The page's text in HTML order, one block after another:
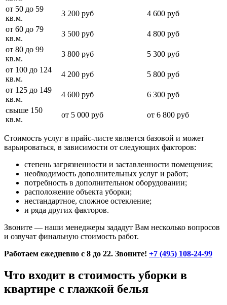
от 50 до 59
кв.м.
3 200 руб
4 600 руб
от 60 до 79
кв.м.
3 500 руб
4 800 руб
от 80 до 99
кв.м.
3 800 руб
5 300 руб
от 100 до 124
кв.м.
4 200 руб
5 800 руб
от 125 до 149
кв.м.
4 600 руб
6 300 руб
свыше 150
кв.м.
от 5 000 руб от 6 800 руб
Стоимость услуг в прайс-листе является базовой и может
варьироваться, в зависимости от следующих факторов:
степень загрязненности и заставленности помещения;
необходимость дополнительных услуг и работ;
потребность в дополнительном оборудовании;
расположение объекта уборки;
нестандартное, сложное остекление;
и ряда других факторов.
Звоните — наши менеджеры зададут Вам несколько вопросов
и озвучат финальную стоимость работ.
Работаем ежедневно с 8 до 22. Звоните! +7 (495) 108-24-99
Что входит в стоимость уборки в
квартире с глажкой белья